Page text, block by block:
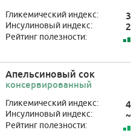
Гликемический индекс:
Инсулиновый индекс:
Рейтинг полезности:
Апельсиновый сок
консервированный
Гликемический индекс:
Инсулиновый индекс: ~
Рейтинг полезности: